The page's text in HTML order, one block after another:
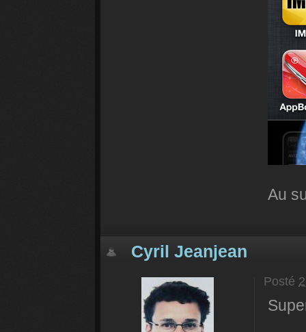
Au
Cyril Jeanjean
Posté